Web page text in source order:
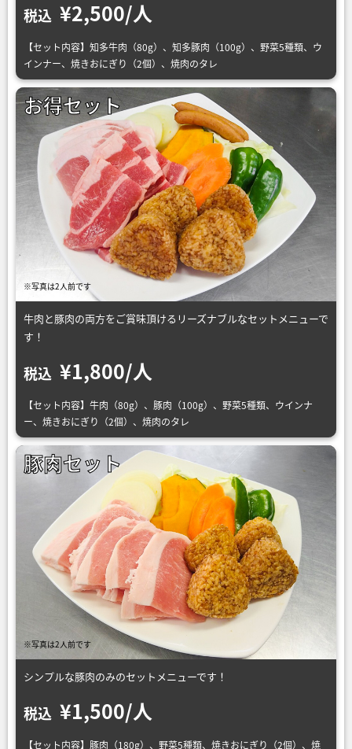
税込 ¥2,500/人
【セット内容】知多牛肉（80g）、知多豚肉（100g）、野菜5種類、ウ
インナー、焼きおにぎり（2個）、焼肉のタレ
※写真は2人前です
お得セット
牛肉と豚肉の両方をご賞味頂けるリーズナブルなセットメニューで
す！
税込 ¥1,800/人
【セット内容】牛肉（80g）、豚肉（100g）、野菜5種類、ウインナ
ー、焼きおにぎり（2個）、焼肉のタレ
※写真は2人前です
豚肉セット
シンプルな豚肉のみのセットメニューです！
税込 ¥1,500/人
【セット内容】豚肉（180g）、野菜5種類、焼きおにぎり（2個）、焼